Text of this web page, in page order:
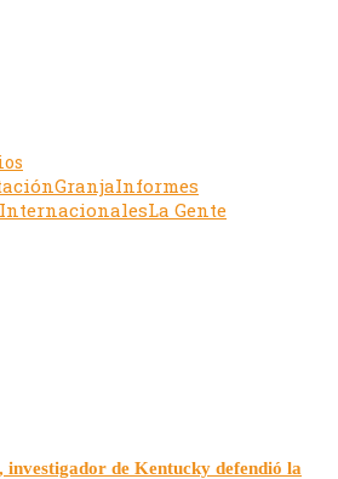
GranjaInformes
InternacionalesLa Gente
investigador de Kentucky defendió la